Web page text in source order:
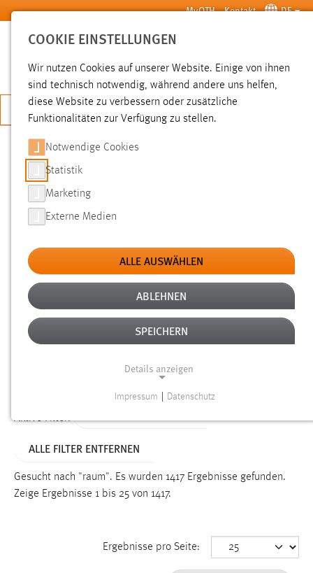
Zum Hauptinhalt springen MyOTH Kontakt DE
SUCHE
JETZT BEWERBEN
SUCHE
FILTER
Typ
Erstellungsdatum
Alter
Aktive Filter:
ALLE FILTER ENTFERNEN
Gesucht nach "raum". Es wurden 1417 Ergebnisse gefunden.
Zeige Ergebnisse 1 bis 25 von 1417.
Ergebnisse pro Seite:
COOKIE EINSTELLUNGEN
Wir nutzen Cookies auf unserer Website. Einige von ihnen
sind technisch notwendig, während andere uns helfen,
diese Website zu verbessern oder zusätzliche
Funktionalitäten zur Verfügung zu stellen.
Notwendige Cookies
Statistik
Marketing
Externe Medien
ALLE AUSWÄHLEN
ABLEHNEN
SPEICHERN
Details anzeigen
Funktionen und sind für die einwandfreie Funktion der
Einverständnis
cookie_consent
Impressum Datenschutz